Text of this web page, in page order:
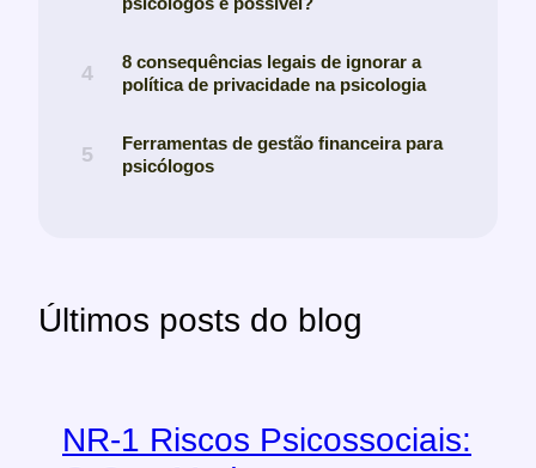
Últimos posts do blog
NR-1 Riscos Psicossociais: